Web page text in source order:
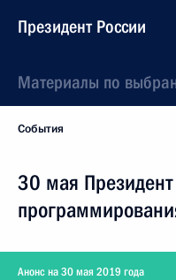
Президент России
Материалы по
События
30 мая
Анонс на 30 мая 2019 года